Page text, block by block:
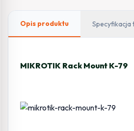
Opis produktu Specyfikacja
MIKROTIK Rack Mount K-79